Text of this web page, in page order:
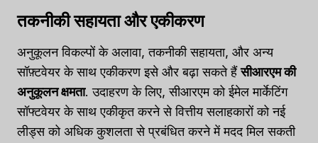
तकनीकी सहायता और एकीकरण
अनुकूलन विकल्पों के अलावा, तकनीकी सहायता, और अन्य
सॉफ़्टवेयर के साथ एकीकरण इसे और बढ़ा सकते हैंसीआरएम की
अनुकूलन क्षमता. उदाहरण के लिए, सीआरएम को ईमेल मार्केटिंग
सॉफ्टवेयर के साथ एकीकृत करने से वित्तीय सलाहकारों को नई
लीड्स को अधिक कुशलता से प्रबंधित करने में मदद मिल सकती